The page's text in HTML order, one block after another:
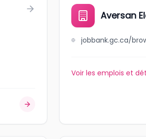
Aversan
Voir les emplois et